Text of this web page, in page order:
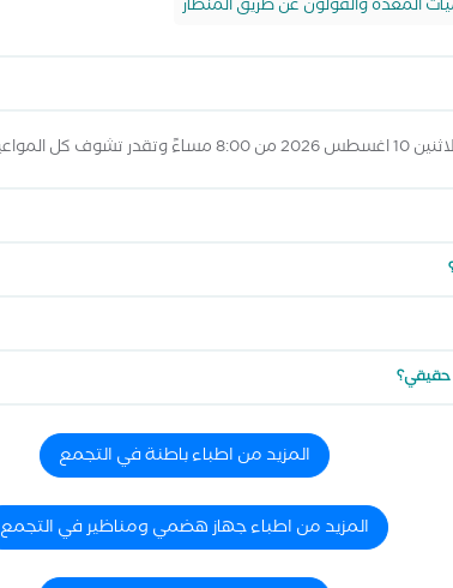
المعدة والقولون عن طريق المنظار
أعلاه
حقيقي؟
المزيد من اطباء باطنة في التجمع
المزيد من اطباء جهاز هضمي ومناظير في التجمع